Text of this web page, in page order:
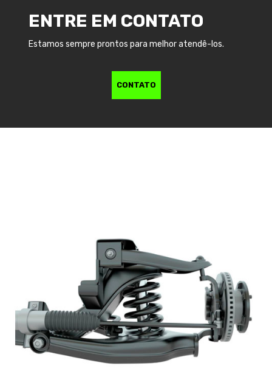
ENTRE EM CONTATO
Estamos sempre prontos para melhor atendê-los.
CONTATO